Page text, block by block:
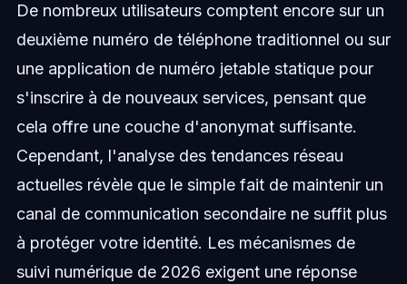
De nombreux utilisateurs comptent encore sur un
deuxième numéro de téléphone traditionnel ou sur
une application de numéro jetable statique pour
s'inscrire à de nouveaux services, pensant que
cela offre une couche d'anonymat suffisante.
Cependant, l'analyse des tendances réseau
actuelles révèle que le simple fait de maintenir un
canal de communication secondaire ne suffit plus
à protéger votre identité. Les mécanismes de
suivi numérique de 2026 exigent une réponse